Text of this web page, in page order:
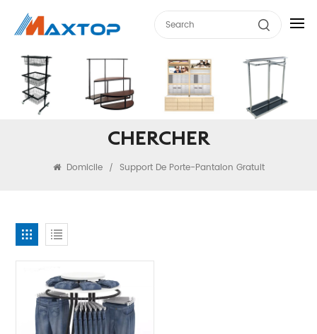
CHERCHER
Domicile / Support De Porte-Pantalon Gratuit